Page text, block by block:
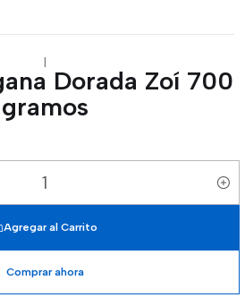
|
Dorada Zoí 700
gramos
Agregar al Carrito
Comprar ahora